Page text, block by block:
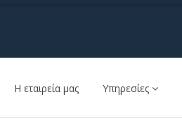
Η εταιρεία μας Υπηρεσίες